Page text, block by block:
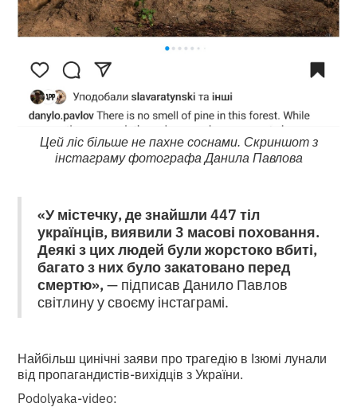
Цей ліс більше не пахне соснами. Скриншот з
інстаграму фотографа Данила Павлова
«У містечку, де знайшли 447 тіл
українців, виявили 3 масові поховання.
Деякі з цих людей були жорстоко вбиті,
багато з них було закатовано перед
смертю»,— підписав Данило Павлов
світлину у своєму інстаграмі.
Найбільш цинічні заяви про трагедію в Ізюмі лунали
від пропагандистів-вихідців з України.
Podolyaka-video: